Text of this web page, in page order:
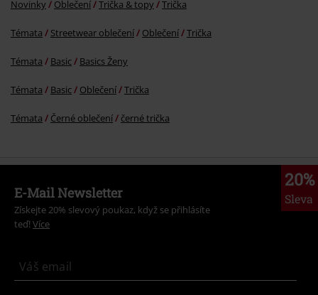
Novinky Oblečení Trička & topy Trička
Témata Streetwear oblečení Oblečení Trička
Témata Basic Basics Ženy
Témata Basic Oblečení Trička
Témata Černé oblečení černé trička
20%
Sleva
E-Mail Newsletter
Získejte 20% slevový poukaz, když se přihlásíte
teď! Více